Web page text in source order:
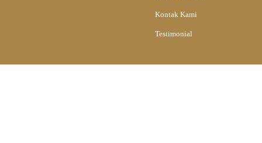
Kontak Kami
Testimonial